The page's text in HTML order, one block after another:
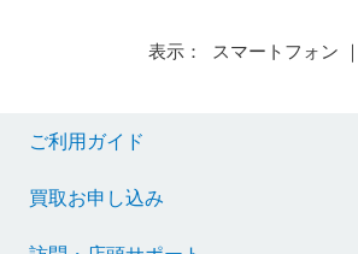
表示： スマートフォン ｜
ご利用ガイド
買取お申し込み